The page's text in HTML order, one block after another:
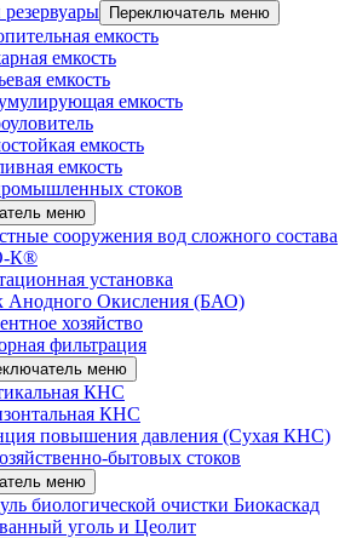
Переключатель меню
емкость
емкость
емкость
емкость
емкость
емкость
стоков
меню
сооружения вод сложного состава
К®
установка
Анодного Окисления (БАО)
хозяйство
фильтрация
меню
КНС
КНС
повышения давления (Сухая КНС)
бытовых стоков
меню
биологической очистки Биокаскад
уголь и Цеолит